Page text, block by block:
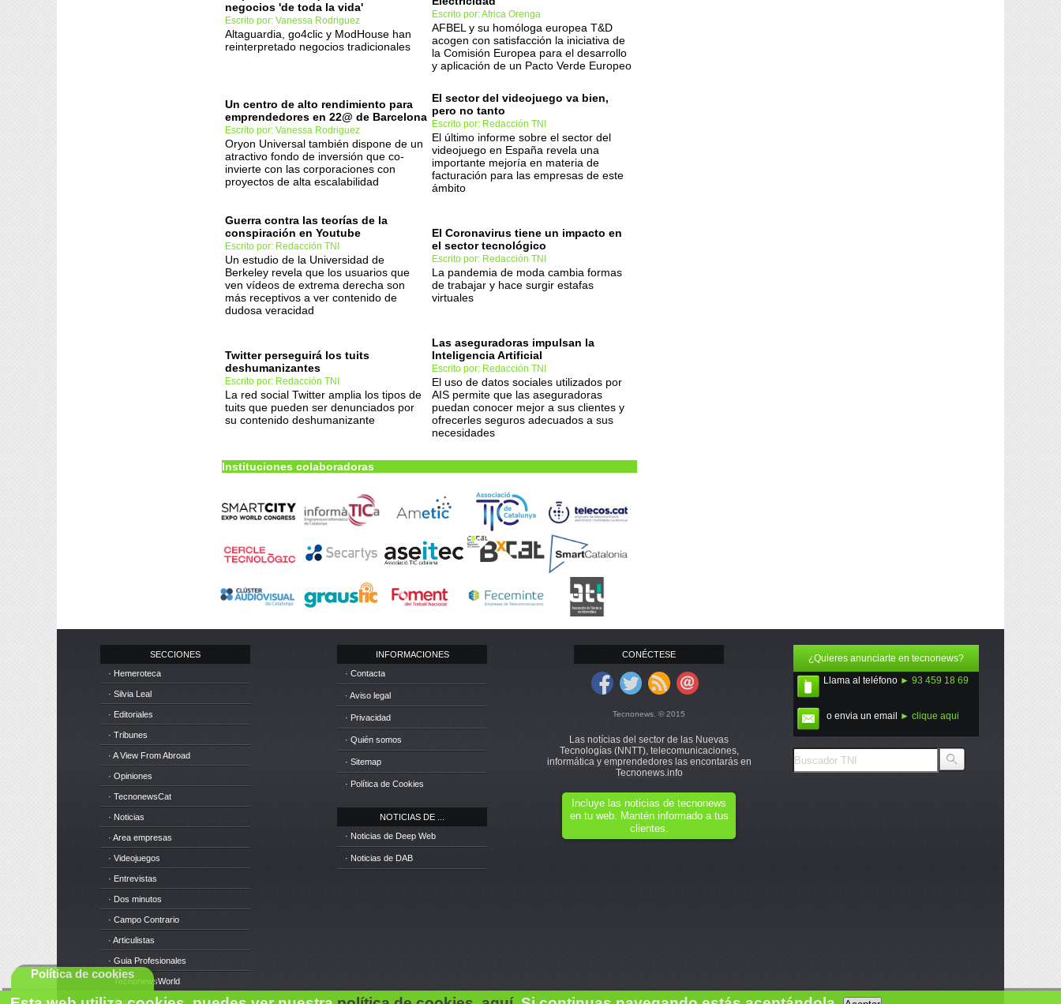
negocios 'de toda la vida'
Escrito por: Vanessa Rodriguez
Altaguardia, go4clic y ModHouse han
reinterpretado negocios tradicionales
Escrito por: Africa Orenga
AFBEL y su homóloga europea T&D
acogen con satisfacción la iniciativa de
la Comisión Europea para el desarrollo
y aplicación de un Pacto Verde Europeo
Un centro de alto rendimiento para
emprendedores en 22@ de Barcelona
Escrito por: Vanessa Rodriguez
Oryon Universal también dispone de un
atractivo fondo de inversión que co-
invierte con las corporaciones con
proyectos de alta escalabilidad
El sector del videojuego va bien,
pero no tanto
Escrito por: Redacción TNI
El último informe sobre el sector del
videojuego en España revela una
importante mejoría en materia de
facturación para las empresas de este
ámbito
Guerra contra las teorías de la
conspiración en Youtube
Escrito por: Redacción TNI
Un estudio de la Universidad de
Berkeley revela que los usuarios que
ven vídeos de extrema derecha son
más receptivos a ver contenido de
dudosa veracidad
El Coronavirus tiene un impacto en
el sector tecnológico
Escrito por: Redacción TNI
La pandemia de moda cambia formas
de trabajar y hace surgir estafas
virtuales
Twitter perseguirá los tuits
deshumanizantes
Escrito por: Redacción TNI
La red social Twitter amplia los tipos de
tuits que pueden ser denunciados por
su contenido deshumanizante
Las aseguradoras impulsan la
Inteligencia Artificial
Escrito por: Redacción TNI
El uso de datos sociales utilizados por
AIS permite que las aseguradoras
puedan conocer mejor a sus clientes y
ofrecerles seguros adecuados a sus
necesidades
Instituciones colaboradoras
SECCIONES
· Hemeroteca
· Silvia Leal
· Editoriales
· Tribunes
· A View From Abroad
· Opiniones
· TecnonewsCat
· Noticias
· Area empresas
· Videojuegos
· Entrevistas
· Dos minutos
· Campo Contrario
· Articulistas
· Guia Profesionales
· TecnonewsWorld
· Cursos
INFORMACIONES
· Contacta
· Aviso legal
· Privacidad
· Quién somos
· Sitemap
· Política de Cookies
NOTICIAS DE ...
· Noticias de Deep Web
· Noticias de DAB
CONÉCTESE
Tecnonews. © 2015
Las notícias del sector de las Nuevas
Tecnologías (NNTT), telecomunicaciones,
informática y emprendedores las encontarás en
Tecnonews.info
Incluye las noticias de tecnonews
en tu web. Mantén informado a tus
clientes.
¿Quieres anunciarte en tecnonews?
Llama al teléfono ► 93 459 18 69
o envia un email ► clique aqui
Política de cookies